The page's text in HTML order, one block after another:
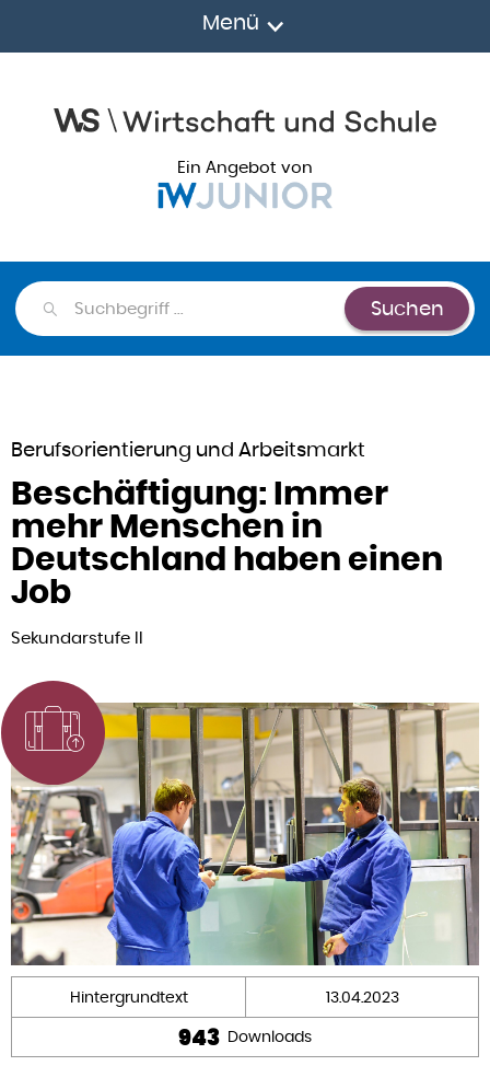
Menü
Ein Angebot von
Suchen Suchen
Beschäftigung: Immer
mehr Menschen in
Deutschland haben einen
Job
Berufsorientierung und Arbeitsmarkt
Sekundarstufe II
Hintergrundtext 13.04.2023
943 Downloads